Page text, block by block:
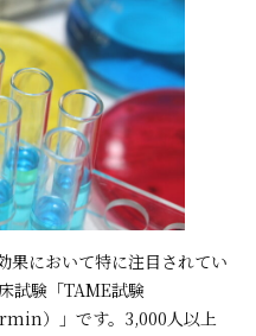
果において特に注目されてい
試験「TAME試験
）」です。3,000人以上